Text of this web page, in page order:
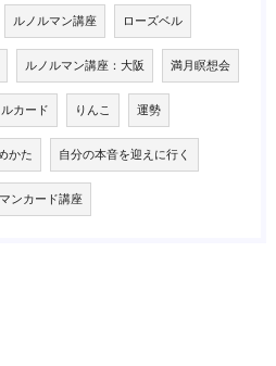
ルノルマン講座 ローズベル
ルノルマン講座：大阪 満月瞑想会
カード りんこ 運勢
かた 自分の本音を迎えに行く
ンカード講座